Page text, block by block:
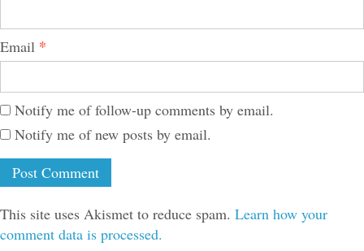
Email *
Notify me of follow-up comments by email.
Notify me of new posts by email.
This site uses Akismet to reduce spam. Learn how your
comment data is processed.